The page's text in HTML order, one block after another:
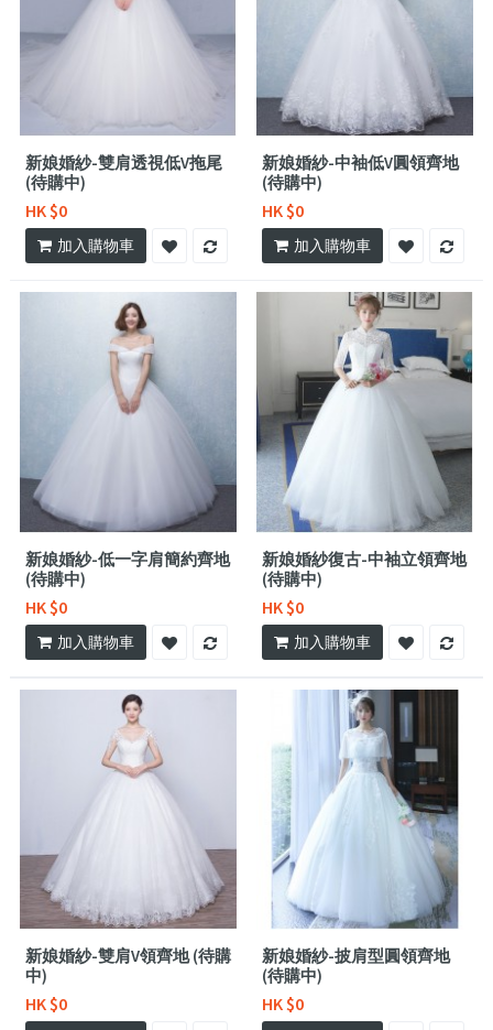
新娘婚紗-雙肩透視低V拖尾
(待購中)
HK $0
加入購物車
新娘婚紗-中袖低V圓領齊地
(待購中)
HK $0
加入購物車
新娘婚紗-低一字肩簡約齊地
(待購中)
HK $0
加入購物車
新娘婚紗復古-中袖立領齊地
(待購中)
HK $0
加入購物車
新娘婚紗-雙肩V領齊地 (待購
中)
HK $0
新娘婚紗-披肩型圓領齊地
(待購中)
HK $0